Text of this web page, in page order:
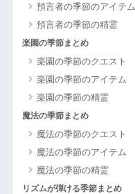
預言者の季節のアイテム
預言者の季節の精霊
楽園の季節まとめ
楽園の季節のクエスト
楽園の季節のアイテム
楽園の季節の精霊
魔法の季節まとめ
魔法の季節のクエスト
魔法の季節のアイテム
魔法の季節の精霊
リズムが弾ける季節まとめ